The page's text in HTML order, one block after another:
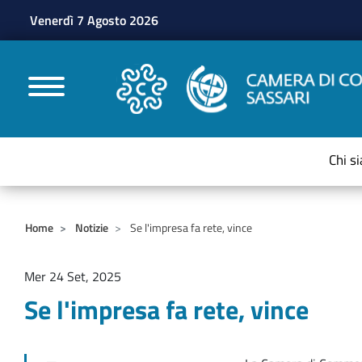
Venerdì 7 Agosto 2026
CAMERE DI
Chi
Home Notizie Se l'impresa fa rete, vince
Mer 24 Set, 2025
Se l'impresa fa rete, vince